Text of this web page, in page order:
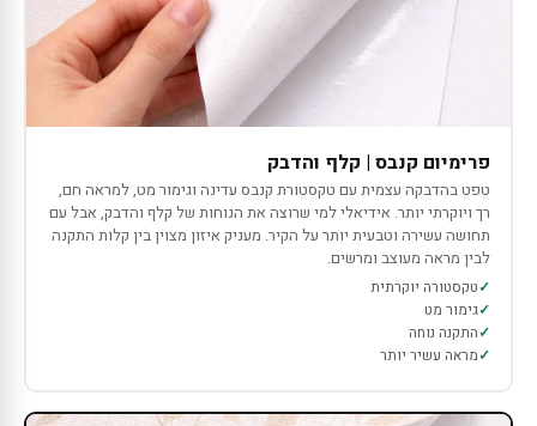
פרימיום קנבס | קלף והדבק
טפט בהדבקה עצמית עם טקסטורת קנבס עדינה וגימור מט, למראה חם,
רך ויוקרתי יותר. אידיאלי למי שרוצה את הנוחות של קלף והדבק, אבל עם
תחושה עשירה וטבעית יותר על הקיר. מעניק איזון מצוין בין קלות התקנה
לבין מראה מעוצב ומרשים.
טקסטורה יוקרתית
גימור מט
התקנה נוחה
מראה עשיר יותר